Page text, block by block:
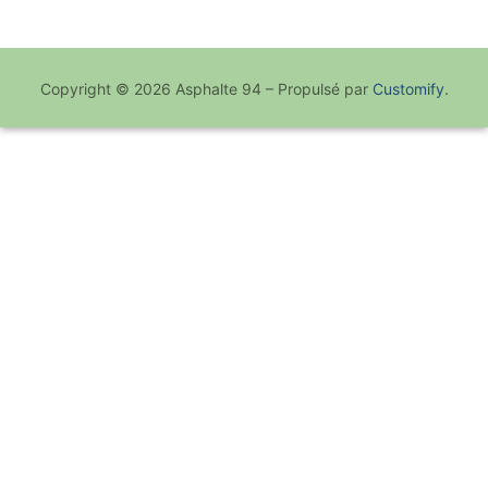
Copyright © 2026 Asphalte 94 – Propulsé par Customify.